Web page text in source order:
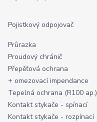
Pojistkový odpojovač
Průrazka
Proudový chránič
Přepěťová ochrana
+ omezovací impendance
Tepelná ochrana (R100 ap.)
Kontakt stykače - spínací
Kontakt stykače - rozpínací